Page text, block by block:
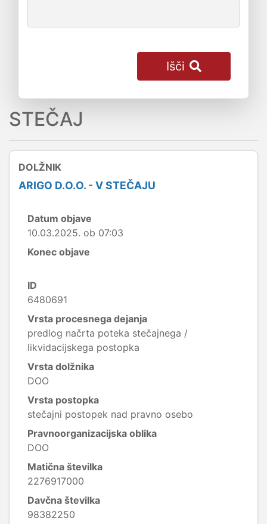
Išči
STEČAJ
DOLŽNIK
ARIGO D.O.O. - V STEČAJU
Datum objave
10.03.2025. ob 07:03
Konec objave
ID
6480691
Vrsta procesnega dejanja
predlog načrta poteka stečajnega /
likvidacijskega postopka
Vrsta dolžnika
DOO
Vrsta postopka
stečajni postopek nad pravno osebo
Pravnoorganizacijska oblika
DOO
Matična številka
2276917000
Davčna številka
98382250